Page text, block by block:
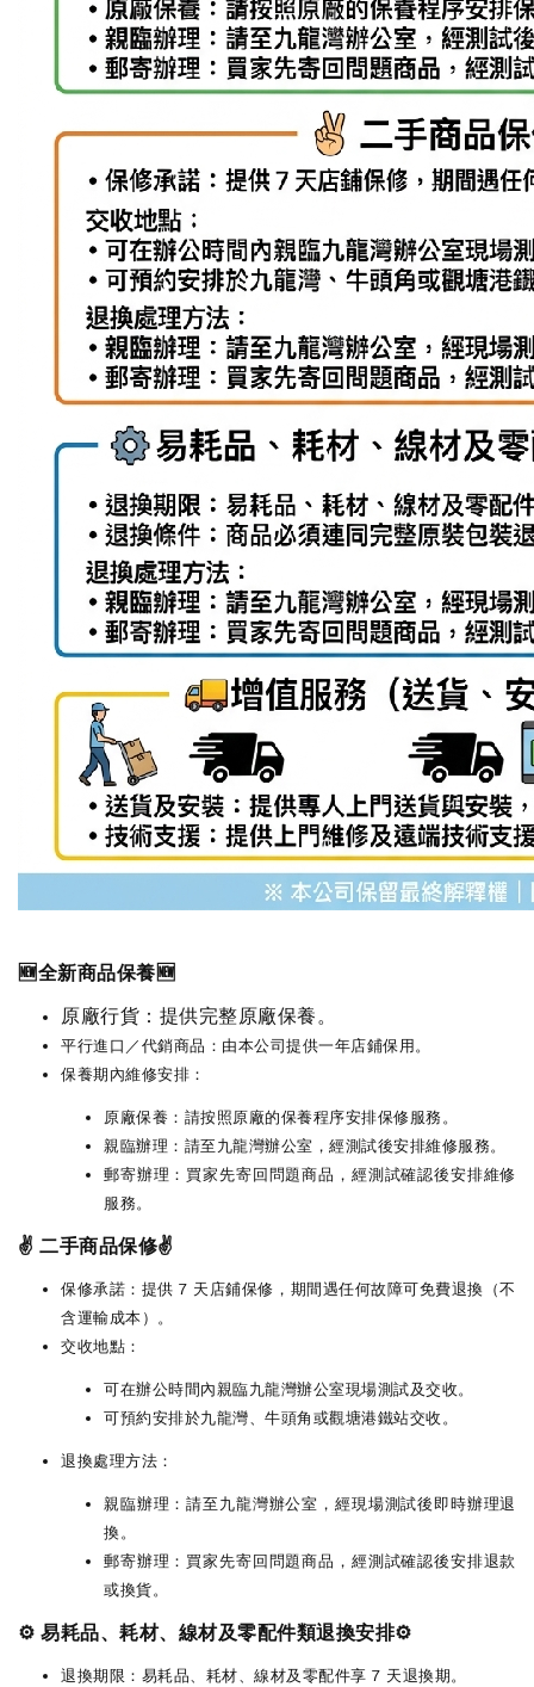
🆕全新商品保養🆕
原廠行貨：提供完整原廠保養。
平行進口／代銷商品：由本公司提供一年店鋪保用。
保養期內維修安排：
原廠保養：請按照原廠的保養程序安排保修服務。
親臨辦理：請至九龍灣辦公室，經測試後安排維修服務。
郵寄辦理：買家先寄回問題商品，經測試確認後安排維修
服務。
✌️ 二手商品保修✌️
保修承諾：提供 7 天店鋪保修，期間遇任何故障可免費退換（不
含運輸成本）。
交收地點：
可在辦公時間內親臨九龍灣辦公室現場測試及交收。
可預約安排於九龍灣、牛頭角或觀塘港鐵站交收。
退換處理方法：
親臨辦理：請至九龍灣辦公室，經現場測試後即時辦理退
換。
郵寄辦理：買家先寄回問題商品，經測試確認後安排退款
或換貨。
⚙️ 易耗品、耗材、線材及零配件類退換安排⚙️
退換期限：易耗品、耗材、線材及零配件享 7 天退換期。